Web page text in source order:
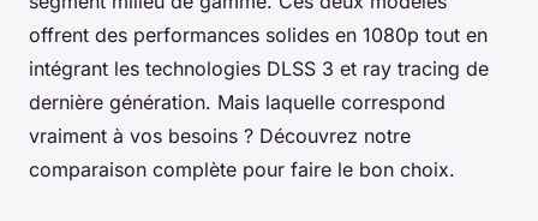
offrent des performances solides en 1080p tout en
intégrant les technologies DLSS 3 et ray tracing de
dernière génération. Mais laquelle correspond
vraiment à vos besoins ? Découvrez notre
comparaison complète pour faire le bon choix.